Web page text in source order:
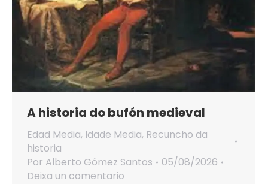
A historia do bufón medieval
Edad Media, Idade Media, Recuncho da
historia
Por Alberto Gómez Santos
05/08/2026
Deixa un comentario